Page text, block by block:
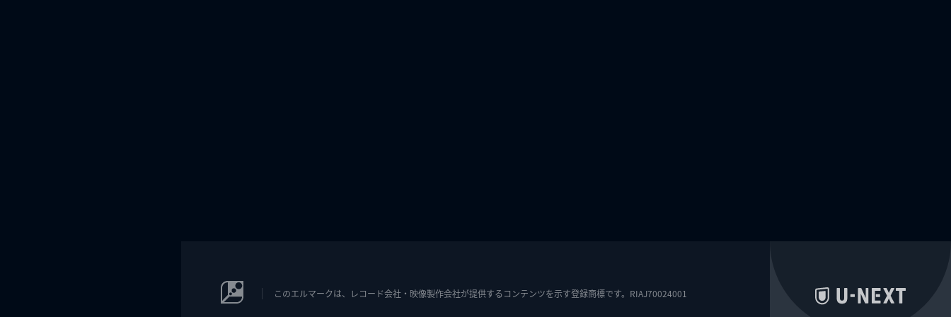
このエルマークは、レコード会社・映像製作会社が提供するコンテンツを示す登録商標です。RIAJ70024001